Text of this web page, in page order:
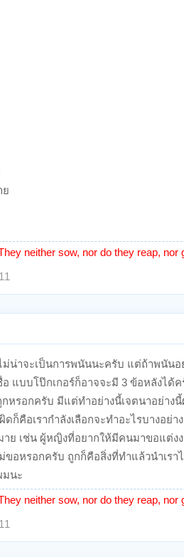
ย
neither sow, nor do they reap,
ม่น่าจะเป็นการพนันนะครับ แต่ถ้าพนัน
อ แบบโป๊กเกอร์ก็อาจจะมี 3 ข้อหลังได้
หรอกครับ มีแต่ทำอย่างนี้เจตนาอย่างนี้
ก็คือเรากำลังเลือกจะทำอะไรบางอย่าง
าย เช่น ผู้หญิงที่อยากให้มีคนมาขอแต่ง
ขอหรอกครับ ถูกก็คือสิ่งที่ทำแล้วนำเรา
มนะ
neither sow, nor do they reap,